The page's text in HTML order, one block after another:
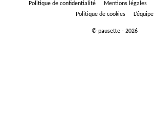
Politique de confidentialité Mentions légales
Politique de cookies
L’équipe
© pausette - 2026